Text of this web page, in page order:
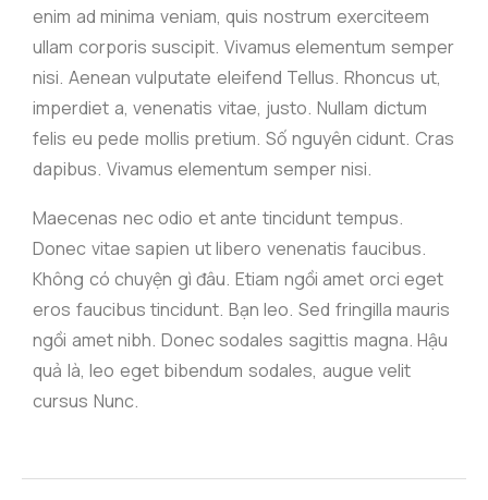
enim ad minima veniam, quis nostrum exerciteem
ullam corporis suscipit. Vivamus elementum semper
nisi. Aenean vulputate eleifend Tellus. Rhoncus ut,
imperdiet a, venenatis vitae, justo. Nullam dictum
felis eu pede mollis pretium. Số nguyên cidunt. Cras
dapibus. Vivamus elementum semper nisi.
Maecenas nec odio et ante tincidunt tempus.
Donec vitae sapien ut libero venenatis faucibus.
Không có chuyện gì đâu. Etiam ngồi amet orci eget
eros faucibus tincidunt. Bạn leo. Sed fringilla mauris
ngồi amet nibh. Donec sodales sagittis magna. Hậu
quả là, leo eget bibendum sodales, augue velit
cursus Nunc.